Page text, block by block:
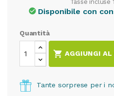
Tasse incluse
check_circle Disponibile con
Quantità
 AGGIUNGI AL
Tante sorprese per i